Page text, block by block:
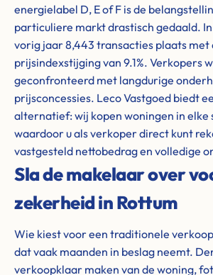
energielabel D, E of F is de
particuliere markt drastisch gedaald.
vorig jaar 8,443 transacties plaats met
prijsindexstijging van 9.1%. Verkopers
geconfronteerd met langdurige
prijsconcessies. Leco Vastgoed biedt
alternatief: wij kopen woningen in elke
waardoor u als verkoper direct kunt
vastgesteld nettobedrag en volledige
Sla de makelaar over
zekerheid in Rottum
Wie kiest voor een traditionele
dat vaak maanden in beslag neemt.
verkoopklaar maken van de woning,